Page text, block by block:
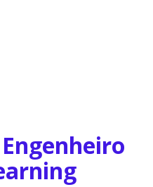
Engenheiro